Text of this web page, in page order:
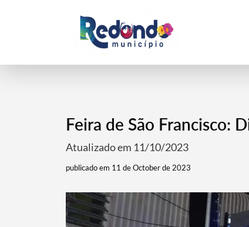
Feira de São Francisco:
Atualizado em 11/10/2023
publicado em 11 de October de 2023